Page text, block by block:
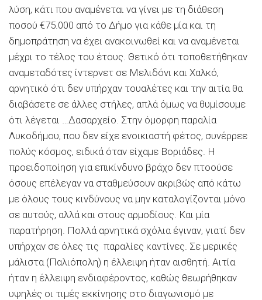
λύση, κάτι που αναμένεται να γίνει με τη διάθεση
ποσού €75.000 από το Δήμο για κάθε μία και τη
δημοπράτηση να έχει ανακοινωθεί και να αναμένεται
μέχρι το τέλος του έτους. Θετικό ότι τοποθετήθηκαν
αναμεταδότες ίντερνετ σε Μελιδόνι και Χαλκό,
αρνητικό ότι δεν υπήρχαν τουαλέτες και την αιτία θα
διαβάσετε σε άλλες στήλες, απλά όμως να θυμίσουμε
ότι λέγεται …Δασαρχείο. Στην όμορφη παραλία
Λυκοδήμου, που δεν είχε ενοικιαστή φέτος, συνέρρεε
πολύς κόσμος, ειδικά όταν είχαμε Βοριάδες. Η
προειδοποίηση για επικίνδυνο βράχο δεν πτοούσε
όσους επέλεγαν να σταθμεύσουν ακριβώς από κάτω
με όλους τους κινδύνους να μην καταλογίζονται μόνο
σε αυτούς, αλλά και στους αρμοδίους. Και μία
παρατήρηση. Πολλά αρνητικά σχόλια έγιναν, γιατί δεν
υπήρχαν σε όλες τις παραλίες καντίνες. Σε μερικές
μάλιστα (Παλιόπολη) η έλλειψη ήταν αισθητή. Αιτία
ήταν η έλλειψη ενδιαφέροντος, καθώς θεωρήθηκαν
υψηλές οι τιμές εκκίνησης στο διαγωνισμό με